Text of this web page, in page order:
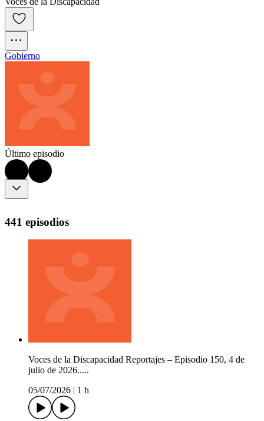
Gobierno
Último episodio
441 episodios
Voces de la Discapacidad Reportajes – Episodio 150, 4 de
julio de 2026.....
05/07/2026
1 h